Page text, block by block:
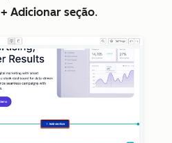
+ Adicionar seção.